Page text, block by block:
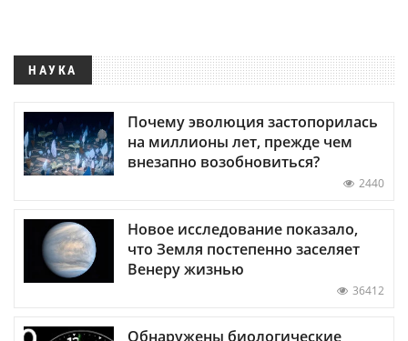
НАУКА
Почему эволюция застопорилась
на миллионы лет, прежде чем
внезапно возобновиться?
2440
Новое исследование показало,
что Земля постепенно заселяет
Венеру жизнью
36412
Обнаружены биологические